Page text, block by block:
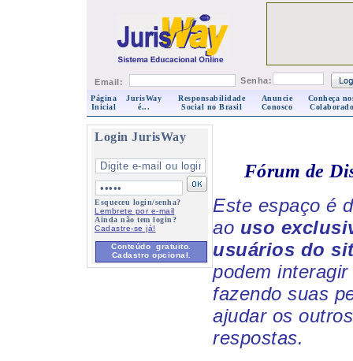
Email: Senha:
Página
Inicial
JurisWay
é...
Responsabilidade
Social no Brasil
Anuncie
Conosco
Conheça
Login JurisWay
Esqueceu login/senha?
Lembrete por e-mail
Ainda não tem login?
Cadastre-se já!
Conteúdo gratuito.
Cadastro opcional.
Fórum de
Este espaço é
ao uso
usuários do
podem
fazendo suas
ajudar os
respostas.